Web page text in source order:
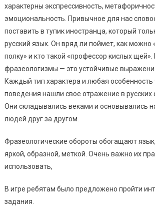
характерны экспрессивность,
эмоциональность. Привычное для нас
поставить в тупик иностранца, который
русский язык. Он вряд ли поймет, как можно
полку» и кто такой «профессор кислых щей».
фразеологизмы — это устойчивые
Каждый тип характера и любая особенность
поведения нашли свое отражение в русских
Они складывались веками и основывались
людей друг за другом.
Фразеологические обороты обогащают
яркой, образной, меткой. Очень важно их
использовать,
В игре ребятам было предложено пройти
задания.